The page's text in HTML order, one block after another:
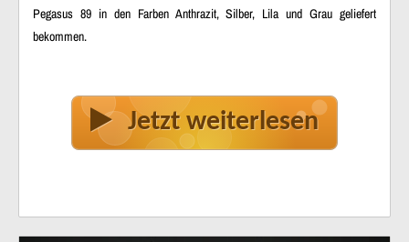
Pegasus 89 in den Farben Anthrazit, Silber, Lila und Grau geliefert
bekommen.
Jetzt weiterlesen